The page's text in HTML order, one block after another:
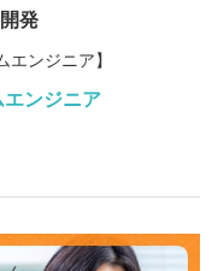
発
ンジニア】
ンジニア